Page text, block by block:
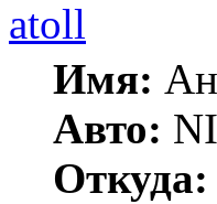
atoll
Имя:
Авто:
Откуда: